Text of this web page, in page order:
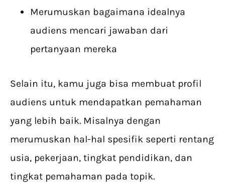
Merumuskan bagaimana idealnya
audiens mencari jawaban dari
pertanyaan mereka
Selain itu, kamu juga bisa membuat profil
audiens untuk mendapatkan pemahaman
yang lebih baik. Misalnya dengan
merumuskan hal-hal spesifik seperti rentang
usia, pekerjaan, tingkat pendidikan, dan
tingkat pemahaman pada topik.